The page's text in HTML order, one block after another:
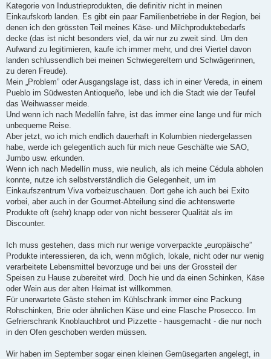
Kategorie von Industrieprodukten, die definitiv nicht in meinen
Einkaufskorb landen. Es gibt ein paar Familienbetriebe in der Region, bei
denen ich den grössten Teil meines Käse- und Milchproduktebedarfs
decke (das ist nicht besonders viel, da wir nur zu zweit sind. Um den
Aufwand zu legitimieren, kaufe ich immer mehr, und drei Viertel davon
landen schlussendlich bei meinen Schwiegereltern und Schwägerinnen,
zu deren Freude).
Mein „Problem” oder Ausgangslage ist, dass ich in einer Vereda, in einem
Pueblo im Südwesten Antioqueño, lebe und ich die Stadt wie der Teufel
das Weihwasser meide.
Und wenn ich nach Medellín fahre, ist das immer eine lange und für mich
unbequeme Reise.
Aber jetzt, wo ich mich endlich dauerhaft in Kolumbien niedergelassen
habe, werde ich gelegentlich auch für mich neue Geschäfte wie SAO,
Jumbo usw. erkunden.
Wenn ich nach Medellín muss, wie neulich, als ich meine Cédula abholen
konnte, nutze ich selbstverständlich die Gelegenheit, um im
Einkaufszentrum Viva vorbeizuschauen. Dort gehe ich auch bei Exito
vorbei, aber auch in der Gourmet-Abteilung sind die achtenswerte
Produkte oft (sehr) knapp oder von nicht besserer Qualität als im
Discounter.
Ich muss gestehen, dass mich nur wenige vorverpackte „europäische”
Produkte interessieren, da ich, wenn möglich, lokale, nicht oder nur wenig
verarbeitete Lebensmittel bevorzuge und bei uns der Grossteil der
Speisen zu Hause zubereitet wird. Doch hie und da einen Schinken, Käse
oder Wein aus der alten Heimat ist willkommen.
Für unerwartete Gäste stehen im Kühlschrank immer eine Packung
Rohschinken, Brie oder ähnlichen Käse und eine Flasche Prosecco. Im
Gefrierschrank Knoblauchbrot und Pizzette - hausgemacht - die nur noch
in den Ofen geschoben werden müssen.
Wir haben im September sogar einen kleinen Gemüsegarten angelegt, in